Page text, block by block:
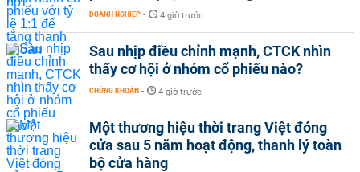
DOANH NGHIỆP - 4 giờ trước
Sau nhịp điều chỉnh mạnh, CTCK nhìn
thấy cơ hội ở nhóm cổ phiếu nào?
CHỨNG KHOÁN - 4 giờ trước
Một thương hiệu thời trang Việt đóng
cửa sau 5 năm hoạt động, thanh lý toàn
bộ cửa hàng